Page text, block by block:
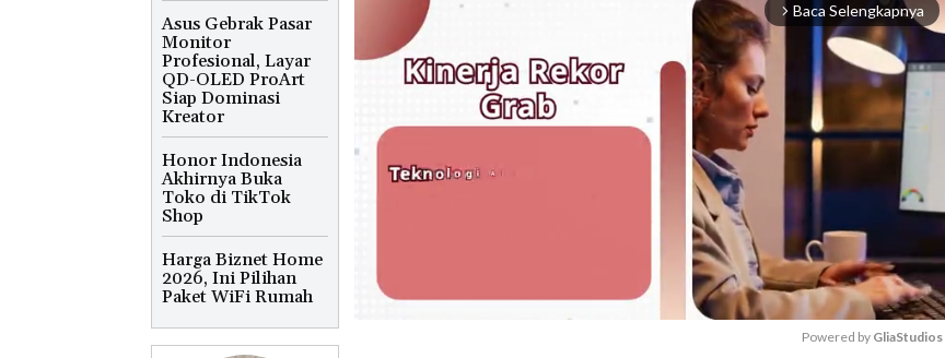
Asus Gebrak Pasar
Monitor
Profesional, Layar
QD-OLED ProArt
Siap Dominasi
Kreator
Honor Indonesia
Akhirnya Buka
Toko di TikTok
Shop
Harga Biznet Home
2026, Ini Pilihan
Paket WiFi Rumah
arrow_forward_ios Baca Selengkapnya
Powered by GliaStudios